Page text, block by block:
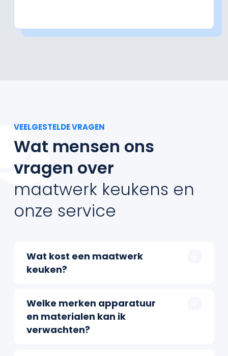
VEELGESTELDE VRAGEN
Wat mensen ons
vragen over
maatwerk keukens en
onze service
Wat kost een maatwerk
keuken?
Welke merken apparatuur
en materialen kan ik
verwachten?